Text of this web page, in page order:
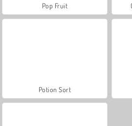
Pop Fruit
Potion Sort